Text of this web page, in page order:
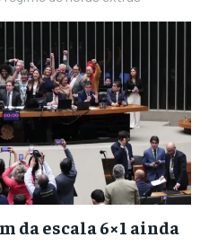
da escala 6×1 ainda